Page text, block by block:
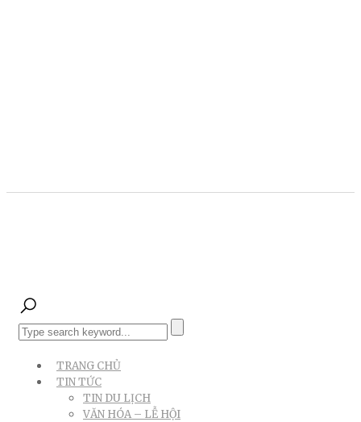
TRANG CHỦ
TIN TỨC
TIN DU LỊCH
VĂN HÓA – LỄ HỘI